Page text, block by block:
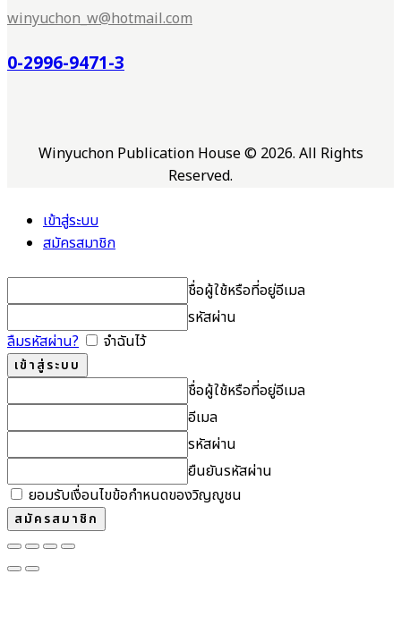
winyuchon_w@hotmail.com
0-2996-9471-3
Winyuchon Publication House © 2026. All Rights
Reserved.
เข้าสู่ระบบ
สมัครสมาชิก
ชื่อผู้ใช้หรือที่อยู่อีเมล
รหัสผ่าน
ลืมรหัสผ่าน?
จำฉันไว้
ชื่อผู้ใช้หรือที่อยู่อีเมล
อีเมล
รหัสผ่าน
ยืนยันรหัสผ่าน
ยอมรับเงื่อนไขข้อกำหนดของวิญญูชน